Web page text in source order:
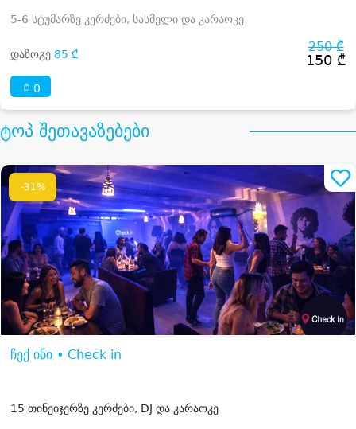
5-6 სტუმარზე კერძები, სასმელი და კარაოკე
დაზოგე 85 ₾ 250 ₾
150 ₾
0
ტოპ შეთავაზებები
-31%
ჩექ ინი • Check in
15 თინეიჯერზე კერძები, DJ და კარაოკე